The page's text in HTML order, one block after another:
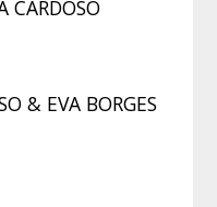
CARDOSO
& EVA BORGES